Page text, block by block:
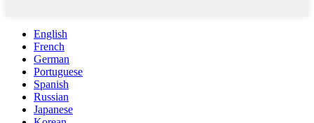
English
French
German
Portuguese
Spanish
Russian
Japanese